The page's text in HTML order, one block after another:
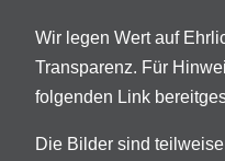
Wir legen Wert auf
Transparenz. Für
folgenden Link
Die Bilder sind